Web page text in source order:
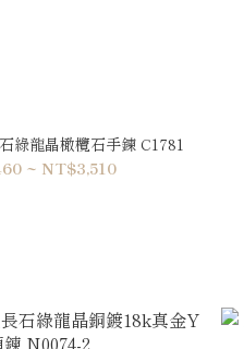
綠龍晶橄欖石手鍊 C1781
~ NT$3,510